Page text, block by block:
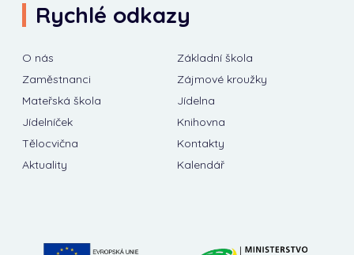
Rychlé odkazy
O nás
Základní škola
Zaměstnanci
Zájmové kroužky
Mateřská škola
Jídelna
Jídelníček
Knihovna
Tělocvična
Kontakty
Aktuality
Kalendář